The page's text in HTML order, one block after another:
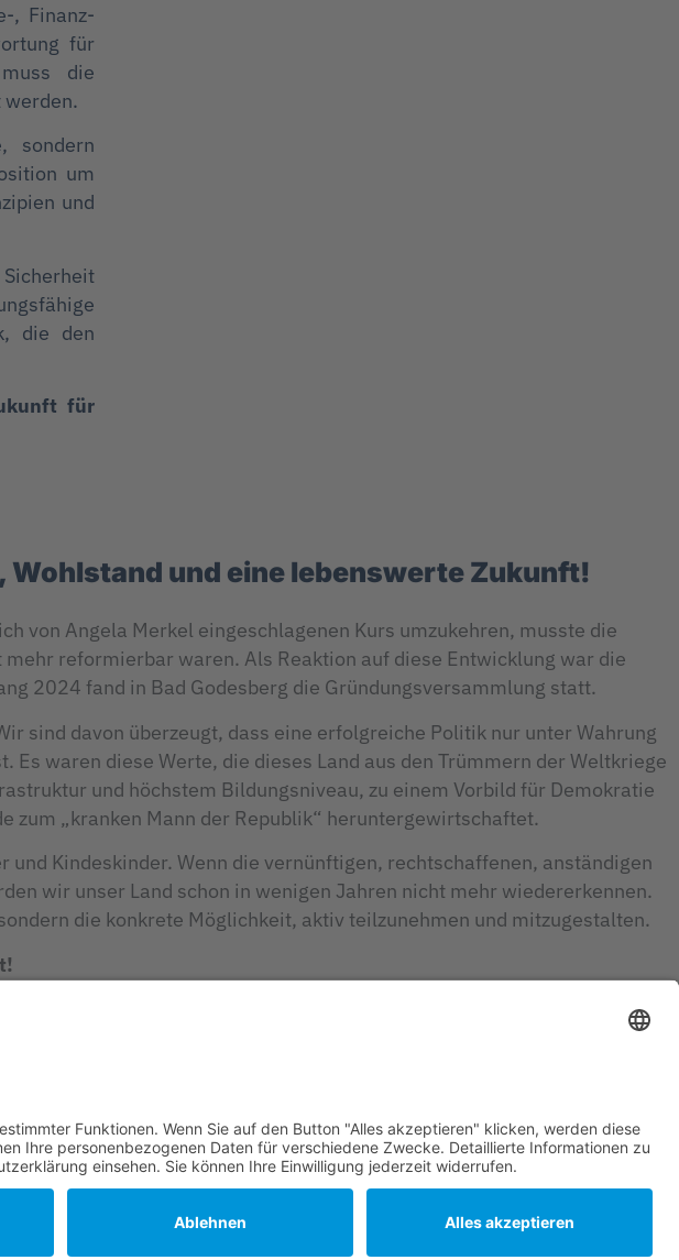
, Finanz-
für
die
werden.
sondern
um
und
die den
für
und eine lebenswerte Zukunft!
von Angela Merkel eingeschlagenen Kurs umzukehren, musste die
reformierbar waren. Als Reaktion auf diese Entwicklung war die
2024 fand in Bad Godesberg die Gründungsversammlung statt.
sind davon überzeugt, dass eine erfolgreiche Politik nur unter Wahrung
waren diese Werte, die dieses Land aus den Trümmern der Weltkriege
und höchstem Bildungsniveau, zu einem Vorbild für Demokratie
zum „kranken Mann der Republik“ heruntergewirtschaftet.
Kindeskinder. Wenn die vernünftigen, rechtschaffenen, anständigen
wir unser Land schon in wenigen Jahren nicht mehr wiedererkennen.
die konkrete Möglichkeit, aktiv teilzunehmen und mitzugestalten.
KONTAKT IMPRESSUM DATENSCHUTZHINWEISE